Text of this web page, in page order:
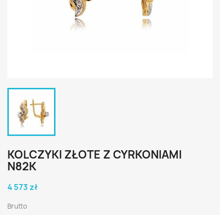
KOLCZYKI ZŁOTE Z CYRKONIAMI
N82K
4 573 zł
Brutto